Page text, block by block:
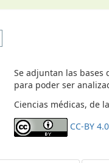
Se adjuntan las bases
para poder ser
Ciencias médicas, de
CC-BY 4.0